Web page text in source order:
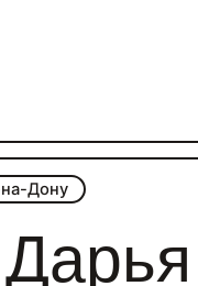
Дону
Дарья